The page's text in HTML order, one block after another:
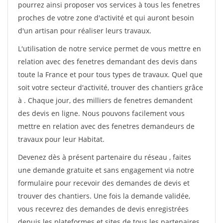
pourrez ainsi proposer vos services à tous les fenetres
proches de votre zone d'activité et qui auront besoin
d'un artisan pour réaliser leurs travaux.
L'utilisation de notre service permet de vous mettre en
relation avec des fenetres demandant des devis dans
toute la France et pour tous types de travaux. Quel que
soit votre secteur d'activité, trouver des chantiers grâce
à . Chaque jour, des milliers de fenetres demandent
des devis en ligne. Nous pouvons facilement vous
mettre en relation avec des fenetres demandeurs de
travaux pour leur Habitat.
Devenez dès à présent partenaire du réseau , faites
une demande gratuite et sans engagement via notre
formulaire pour recevoir des demandes de devis et
trouver des chantiers. Une fois la demande validée,
vous recevrez des demandes de devis enregistrées